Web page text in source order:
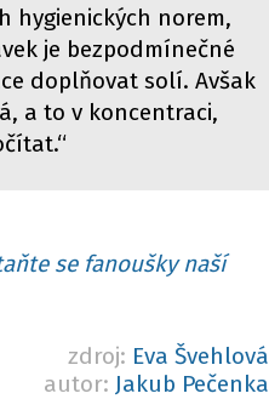
hygienických norem,
je bezpodmínečné
doplňovat solí. Avšak
a to v koncentraci,
se fanoušky naší
zdroj: Eva Švehlová
autor: Jakub Pečenka